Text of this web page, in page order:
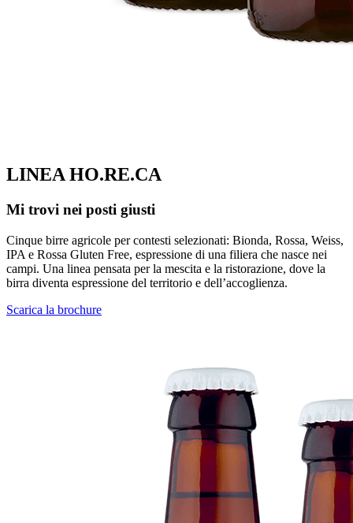
LINEA HO.RE.CA
Mi trovi nei posti giusti
Cinque birre agricole per contesti selezionati: Bionda, Rossa, Weiss,
IPA e Rossa Gluten Free, espressione di una filiera che nasce nei
campi. Una linea pensata per la mescita e la ristorazione, dove la
birra diventa espressione del territorio e dell’accoglienza.
Scarica la brochure